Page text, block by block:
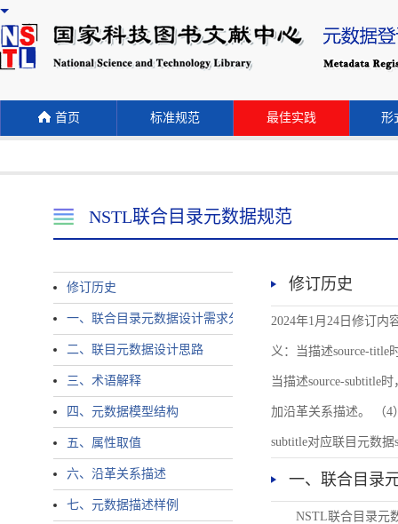
首页 标准规范 最佳实践 形
NSTL联合目录元数据规范
修订历史
一、联合目录元数据设计需求分析
二、联目元数据设计思路
三、术语解释
四、元数据模型结构
五、属性取值
六、沿革关系描述
七、元数据描述样例
修订历史
2024年1月24日修订内
义：当描述source-title
当描述source-subtitle
加沿革关系描述。 （4
subtitle对应联目元数据
一、联合目录
NSTL联合目录元